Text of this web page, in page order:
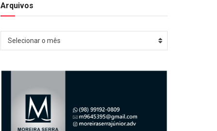
Arquivos
Arquivos
Selecionar o mês